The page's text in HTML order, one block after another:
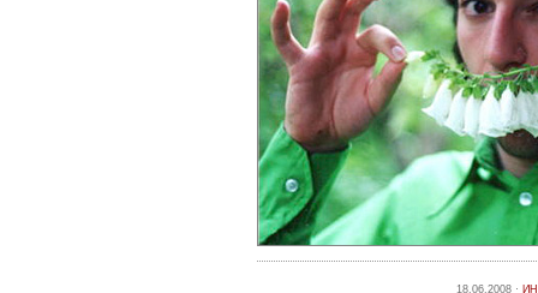
18.06.2008 ·